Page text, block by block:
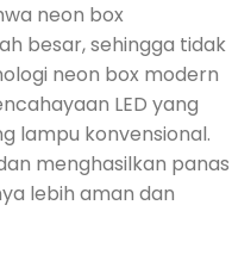
neon box
besar, sehingga tidak
neon box modern
LED yang
lampu konvensional.
menghasilkan panas
lebih aman dan